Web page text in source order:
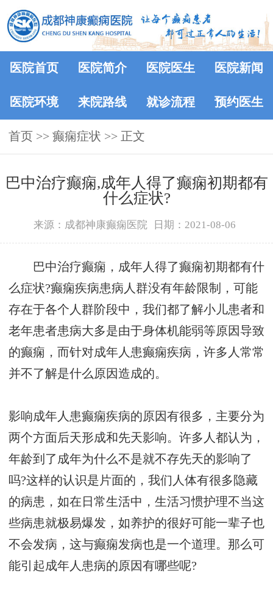
医院首页 医院简介 医院医生 医院新闻
医院环境 来院路线 就诊流程 预约医生
首页 >> 癫痫症状 >> 正文
巴中治疗癫痫,成年人得了癫痫初期都有
什么症状?
来源：成都神康癫痫医院 日期：2021-08-06
巴中治疗癫痫，成年人得了癫痫初期都有什
么症状?癫痫疾病患病人群没有年龄限制，可能
存在于各个人群阶段中，我们都了解小儿患者和
老年患者患病大多是由于身体机能弱等原因导致
的癫痫，而针对成年人患癫痫疾病，许多人常常
并不了解是什么原因造成的。
影响成年人患癫痫疾病的原因有很多，主要分为
两个方面后天形成和先天影响。许多人都认为，
年龄到了成年为什么不是就不存先天的影响了
吗?这样的认识是片面的，我们人体有很多隐藏
的病患，如在日常生活中，生活习惯护理不当这
些病患就极易爆发，如养护的很好可能一辈子也
不会发病，这与癫痫发病也是一个道理。那么可
能引起成年人患病的原因有哪些呢?